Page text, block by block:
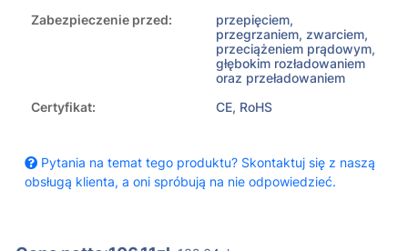
Zabezpieczenie przed:
przepięciem,
przegrzaniem, zwarciem,
przeciążeniem prądowym,
głębokim rozładowaniem
oraz przeładowaniem
Certyfikat:
CE, RoHS
Pytania na temat tego produktu? Skontaktuj się z naszą
obsługą klienta, a oni spróbują na nie odpowiedzieć.